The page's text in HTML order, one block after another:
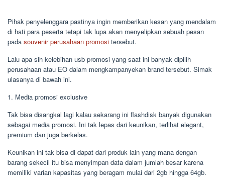
Pihak penyelenggara pastinya ingin memberikan kesan yang mendalam
di hati para peserta tetapi tak lupa akan menyelipkan sebuah pesan
pada souvenir perusahaan promosi tersebut.
Lalu apa sih kelebihan usb promosi yang saat ini banyak dipilih
perusahaan atau EO dalam mengkampanyekan brand tersebut. Simak
ulasanya di bawah ini.
1. Media promosi exclusive
Tak bisa disangkal lagi kalau sekarang ini flashdisk banyak digunakan
sebagai media promosi. Ini tak lepas dari keunikan, terlihat elegant,
premium dan juga berkelas.
Keunikan ini tak bisa di dapat dari produk lain yang mana dengan
barang sekecil itu bisa menyimpan data dalam jumlah besar karena
memiliki varian kapasitas yang beragam mulai dari 2gb hingga 64gb.